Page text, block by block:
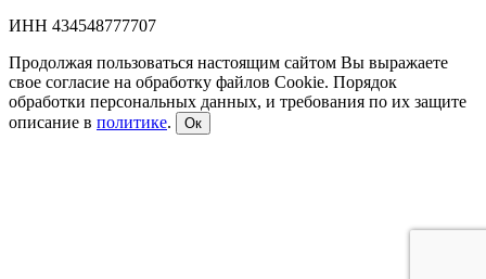
ИНН 434548777707
Продолжая пользоваться настоящим сайтом Вы выражаете
свое согласие на обработку файлов Cookie. Порядок
обработки персональных данных, и требования по их защите
описание в политике. Ок